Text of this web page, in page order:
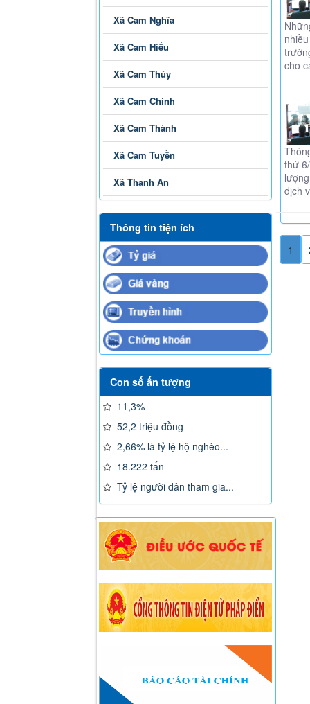
Xã Cam Nghĩa
Xã Cam Hiếu
Xã Cam Thủy
Xã Cam Chính
Xã Cam Thành
Xã Cam Tuyền
Xã Thanh An
Thông tin tiện ích
Con số ấn tượng
11,3%
52,2 triệu đồng
2,66% là tỷ lệ hộ nghèo...
18.222 tấn
Tỷ lệ người dân tham gia...
cho
thứ
dịch
1